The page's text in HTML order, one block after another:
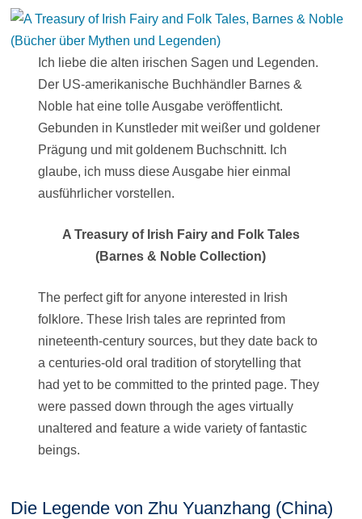
Ich liebe die alten irischen Sagen und Legenden.
Der US-amerikanische Buchhändler Barnes &
Noble hat eine tolle Ausgabe veröffentlicht.
Gebunden in Kunstleder mit weißer und goldener
Prägung und mit goldenem Buchschnitt. Ich
glaube, ich muss diese Ausgabe hier einmal
ausführlicher vorstellen.
A Treasury of Irish Fairy and Folk Tales
(Barnes & Noble Collection)
The perfect gift for anyone interested in Irish
folklore. These lrish tales are reprinted from
nineteenth-century sources, but they date back to
a centuries-old oral tradition of storytelling that
had yet to be committed to the printed page. They
were passed down through the ages virtually
unaltered and feature a wide variety of fantastic
beings.
Die Legende von Zhu Yuanzhang (China)